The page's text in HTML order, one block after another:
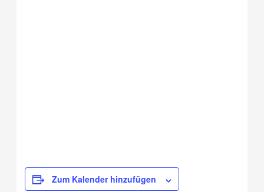
Zum Kalender hinzufügen